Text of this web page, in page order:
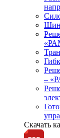
–
Скачать